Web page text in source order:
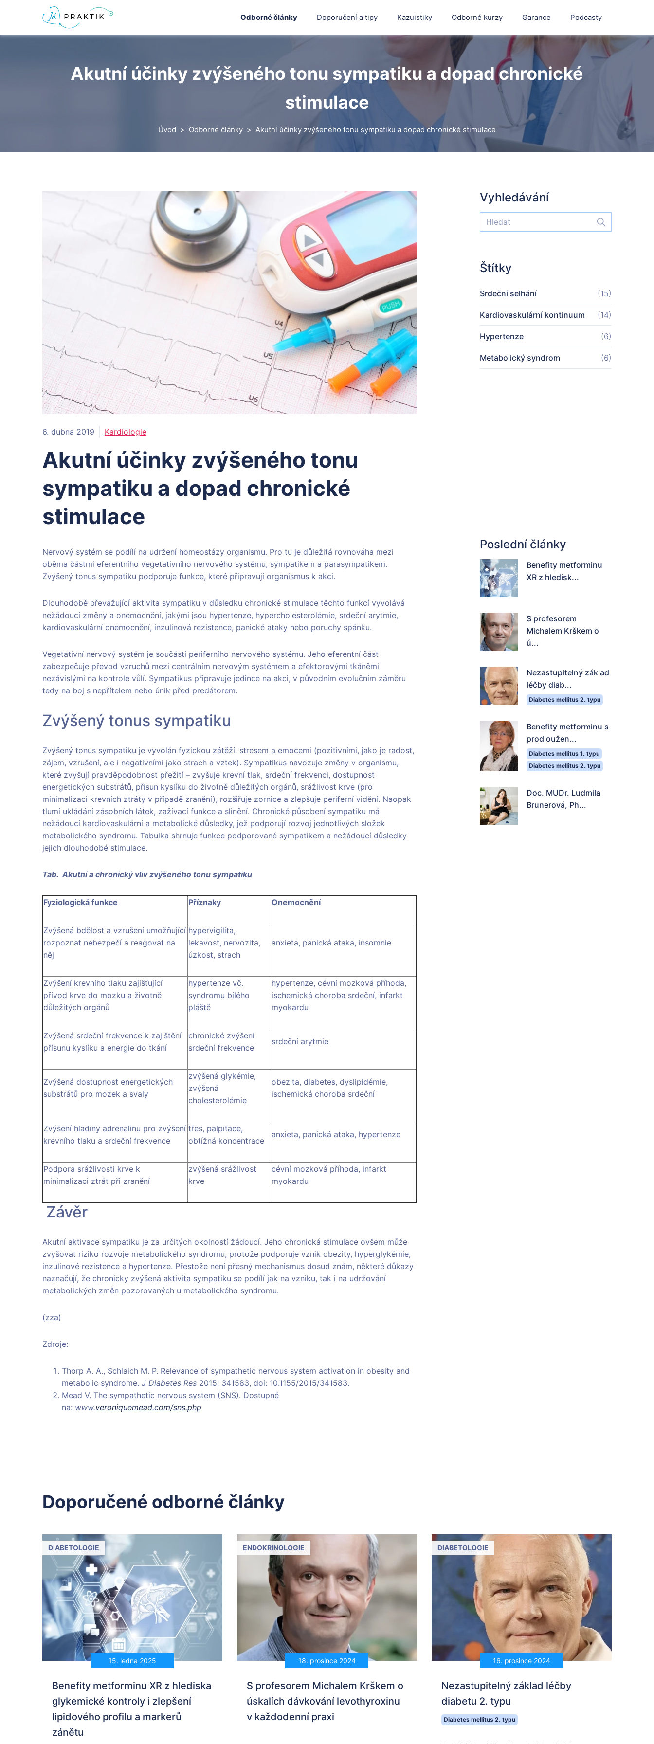
Odborné články Doporučení a tipy Kazuistiky Odborné kurzy Garance Podcasty
Akutní účinky zvýšeného tonu sympatiku a dopad chronické
stimulace
Úvod Odborné články Akutní účinky zvýšeného tonu sympatiku a dopad chronické stimulace
6. dubna 2019 Kardiologie
Akutní účinky zvýšeného tonu
sympatiku a dopad chronické
stimulace
Nervový systém se podílí na udržení homeostázy organismu. Pro tu je důležitá rovnováha mezi
oběma částmi eferentního vegetativního nervového systému, sympatikem a parasympatikem.
Zvýšený tonus sympatiku podporuje funkce, které připravují organismus k akci.
Dlouhodobě převažující aktivita sympatiku v důsledku chronické stimulace těchto funkcí vyvolává
nežádoucí změny a onemocnění, jakými jsou hypertenze, hypercholesterolémie, srdeční arytmie,
kardiovaskulární onemocnění, inzulinová rezistence, panické ataky nebo poruchy spánku.
Vegetativní nervový systém je součástí periferního nervového systému. Jeho eferentní část
zabezpečuje převod vzruchů mezi centrálním nervovým systémem a efektorovými tkáněmi
nezávislými na kontrole vůlí. Sympatikus připravuje jedince na akci, v původním evolučním záměru
tedy na boj s nepřítelem nebo únik před predátorem.
Zvýšený tonus sympatiku
Zvýšený tonus sympatiku je vyvolán fyzickou zátěží, stresem a emocemi (pozitivními, jako je radost,
zájem, vzrušení, ale i negativními jako strach a vztek). Sympatikus navozuje změny v organismu,
které zvyšují pravděpodobnost přežití – zvyšuje krevní tlak, srdeční frekvenci, dostupnost
energetických substrátů, přísun kyslíku do životně důležitých orgánů, srážlivost krve (pro
minimalizaci krevních ztráty v případě zranění), rozšiřuje zornice a zlepšuje periferní vidění. Naopak
tlumí ukládání zásobních látek, zažívací funkce a slinění. Chronické působení sympatiku má
nežádoucí kardiovaskulární a metabolické důsledky, jež podporují rozvoj jednotlivých složek
metabolického syndromu. Tabulka shrnuje funkce podporované sympatikem a nežádoucí důsledky
jejich dlouhodobé stimulace.
Tab. Akutní a chronický vliv zvýšeného tonu sympatiku
Fyziologická funkce Příznaky Onemocnění
Zvýšená bdělost a vzrušení umožňující
rozpoznat nebezpečí a reagovat na
něj
hypervigilita,
lekavost, nervozita,
úzkost, strach
anxieta, panická ataka, insomnie
Zvýšení krevního tlaku zajišťující
přívod krve do mozku a životně
důležitých orgánů
hypertenze vč.
syndromu bílého
pláště
hypertenze, cévní mozková příhoda,
ischemická choroba srdeční, infarkt
myokardu
Zvýšená srdeční frekvence k zajištění
přísunu kyslíku a energie do tkání
chronické zvýšení
srdeční frekvence
srdeční arytmie
Zvýšená dostupnost energetických
substrátů pro mozek a svaly
zvýšená glykémie,
zvýšená
cholesterolémie
obezita, diabetes, dyslipidémie,
ischemická choroba srdeční
Zvýšení hladiny adrenalinu pro zvýšení
krevního tlaku a srdeční frekvence
třes, palpitace,
obtížná koncentrace
anxieta, panická ataka, hypertenze
Podpora srážlivosti krve k
minimalizaci ztrát při zranění
zvýšená srážlivost
krve
cévní mozková příhoda, infarkt
myokardu
Závěr
Akutní aktivace sympatiku je za určitých okolností žádoucí. Jeho chronická stimulace ovšem může
zvyšovat riziko rozvoje metabolického syndromu, protože podporuje vznik obezity, hyperglykémie,
inzulinové rezistence a hypertenze. Přestože není přesný mechanismus dosud znám, některé důkazy
naznačují, že chronicky zvýšená aktivita sympatiku se podílí jak na vzniku, tak i na udržování
metabolických změn pozorovaných u metabolického syndromu.
(zza)
Zdroje:
Thorp A. A., Schlaich M. P. Relevance of sympathetic nervous system activation in obesity and
metabolic syndrome. J Diabetes Res 2015; 341583, doi: 10.1155/2015/341583.
Mead V. The sympathetic nervous system (SNS). Dostupné
na: www.veroniquemead.com/sns.php
Vyhledávání
Hledat
Štítky
Srdeční selhání (15)
Kardiovaskulární kontinuum (14)
Hypertenze (6)
Metabolický syndrom (6)
Poslední články
Benefity metforminu
XR z hledisk...
S profesorem
Michalem Krškem o
ú...
Nezastupitelný základ
léčby diab...
Diabetes mellitus 2. typu
Benefity metforminu s
prodloužen...
Diabetes mellitus 1. typu
Diabetes mellitus 2. typu
Doc. MUDr. Ludmila
Brunerová, Ph...
Doporučené odborné články
15. ledna 2025
DIABETOLOGIE
Benefity metforminu XR z hlediska
glykemické kontroly i zlepšení
lipidového profilu a markerů
zánětu
18. prosince 2024
ENDOKRINOLOGIE
S profesorem Michalem Krškem o
úskalích dávkování levothyroxinu
v každodenní praxi
16. prosince 2024
DIABETOLOGIE
Nezastupitelný základ léčby
diabetu 2. typu
Diabetes mellitus 2. typu